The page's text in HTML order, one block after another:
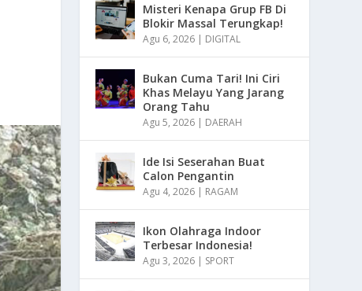
Misteri Kenapa Grup FB Di
Blokir Massal Terungkap!
Agu 6, 2026 | DIGITAL
Bukan Cuma Tari! Ini Ciri
Khas Melayu Yang Jarang
Orang Tahu
Agu 5, 2026 | DAERAH
Ide Isi Seserahan Buat
Calon Pengantin
Agu 4, 2026 | RAGAM
Ikon Olahraga Indoor
Terbesar Indonesia!
Agu 3, 2026 | SPORT